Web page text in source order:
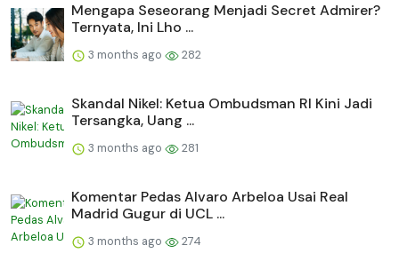
Mengapa Seseorang Menjadi Secret Admirer?
Ternyata, Ini Lho ...
3 months ago 282
Skandal Nikel: Ketua Ombudsman RI Kini Jadi
Tersangka, Uang ...
3 months ago 281
Komentar Pedas Alvaro Arbeloa Usai Real
Madrid Gugur di UCL ...
3 months ago 274